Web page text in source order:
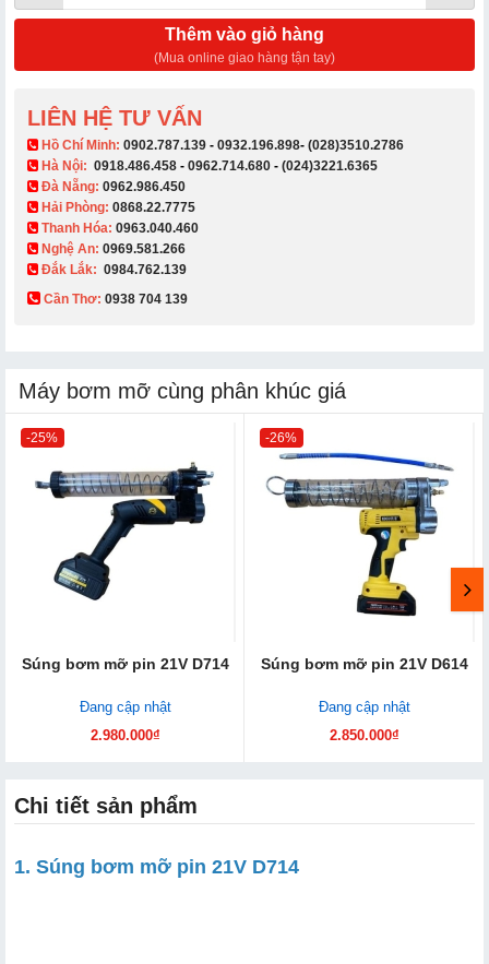
Thêm vào giỏ hàng
(Mua online giao hàng tận tay)
LIÊN HỆ TƯ VẤN
​ Hồ Chí Minh: 0902.787.139 - 0932.196.898- (028)3510.2786
Hà Nội: 0918.486.458 - 0962.714.680 - (024)3221.6365
Đà Nẵng: 0962.986.450
Hải Phòng: 0868.22.7775
Thanh Hóa: 0963.040.460
Nghệ An: 0969.581.266
Đắk Lắk: 0984.762.139
Cần Thơ: 0938 704 139​
Máy bơm mỡ cùng phân khúc giá
-25%
Súng bơm mỡ pin 21V D714
Đang cập nhật
2.980.000₫
-26%
Súng bơm mỡ pin 21V D614
Đang cập nhật
2.850.000₫
Chi tiết sản phẩm
1. Súng bơm mỡ pin 21V D714